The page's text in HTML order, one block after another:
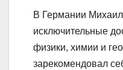
В Германии
исключительные
физики, химии и
зарекомендовал